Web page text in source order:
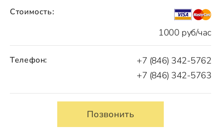
Стоимость:
1000 руб/час
Телефон:
+7 (846) 342-5762
+7 (846) 342-5763
Позвонить